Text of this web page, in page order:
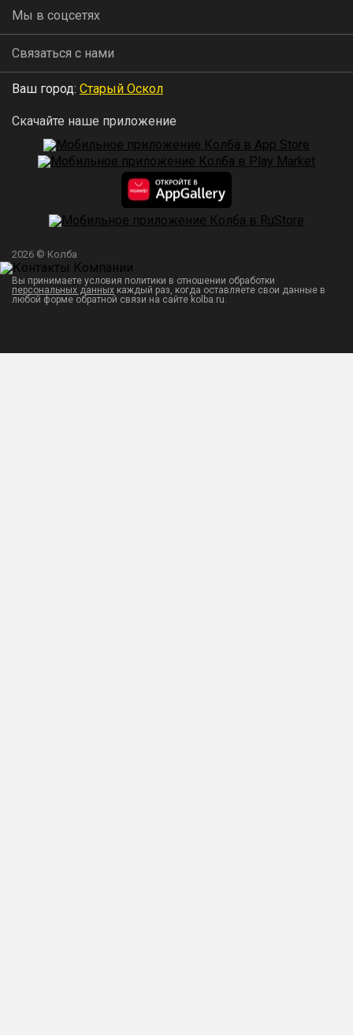
Мы в соцсетях
Связаться с нами
Ваш город: Старый Оскол
Скачайте наше приложение
2026 © Колба
Вы принимаете условия политики в отношении обработки
персональных данных каждый раз, когда оставляете свои данные в
любой форме обратной связи на сайте kolba.ru.